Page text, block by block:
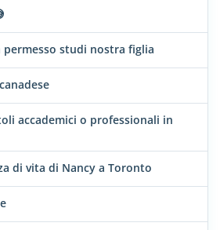
permesso studi nostra figlia
accademici o professionali in
di vita di Nancy a Toronto